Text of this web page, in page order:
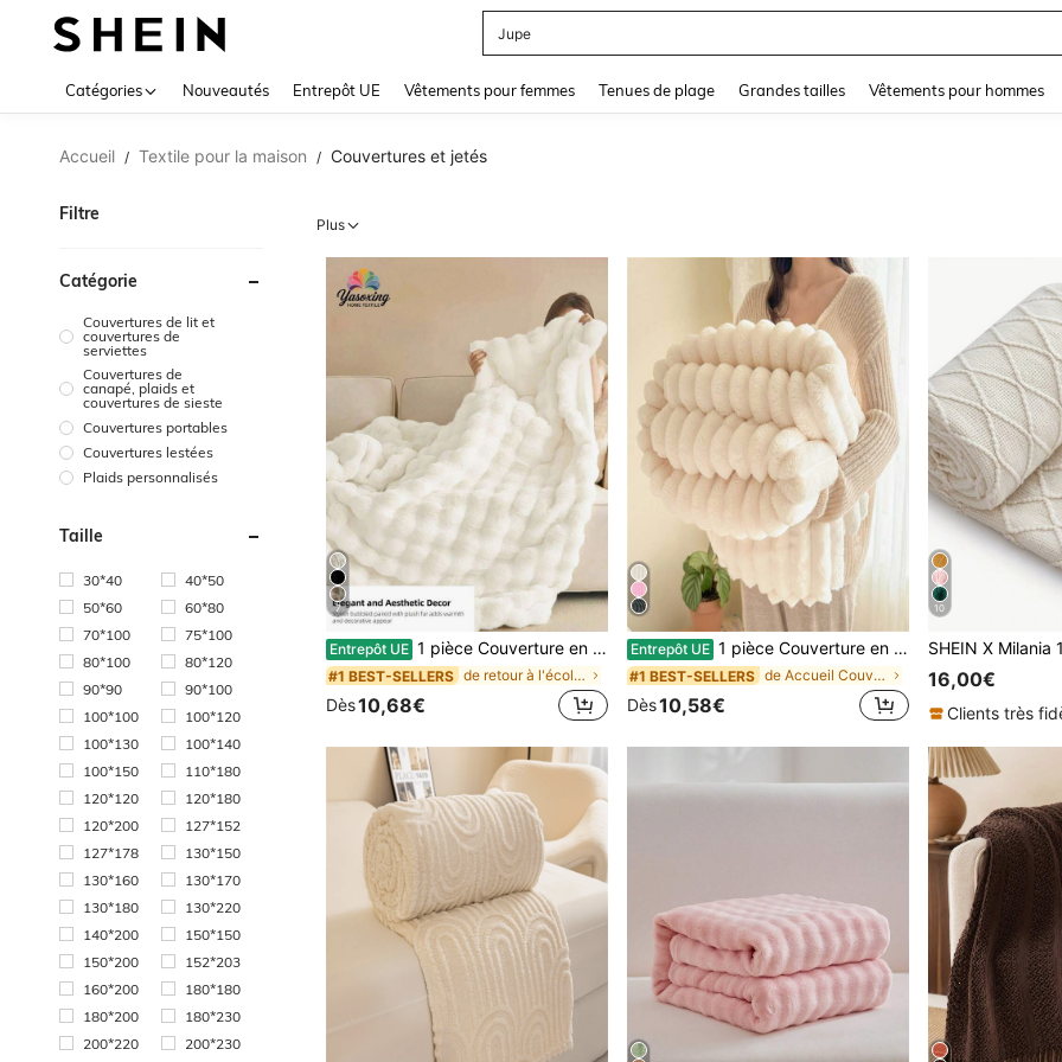
Jupe
Catégories Nouveautés Entrepôt UE Vêtements pour femmes Tenues de plage Grandes tailles Vêtements pour hommes
Accueil / Textile pour la maison / Couvertures et jetés
Filtre
Catégorie
Couvertures de lit et
couvertures de
serviettes
Couvertures de
canapé, plaids et
couvertures de sieste
Couvertures portables
Couvertures lestées
Plaids personnalisés
Taille
30*40
40*50
50*60
60*80
70*100
75*100
80*100
80*120
90*90
90*100
100*100
100*120
100*130
100*140
100*150
110*180
120*120
120*180
120*200
127*152
127*178
130*150
130*160
130*170
130*180
130*220
140*200
150*150
150*200
152*203
160*200
180*180
180*200
180*230
200*220
200*230
Plus
7
Entrepôt UE 1 pièce Couverture en fausse fourrure blanche confortable, douce et chaude, style de luxe, convient pour le salon, la chambre, le canapé et autres occasions. Options de taille : Grande, Double, Extra Grande. Cette couverture de luxe en fourrure longue et moelleuse est douce et confortable, convient pour la maison, le dortoir, la rentrée scolaire et autres occasions.
#1 BEST-SELLERS de retour à l'école Couvertures de lit et serviett
Dès10,68€
Entrepôt UE 1 pièce Couverture en flanelle, chaude et respirante, couverture pour la sieste au bureau, couverture pour la climatisation, couverture serviette, couverture de canapé, blanche
#1 BEST-SELLERS de Accueil Couvertures de lit et serviettes
Dès10,58€
10
16,00€
Clients très